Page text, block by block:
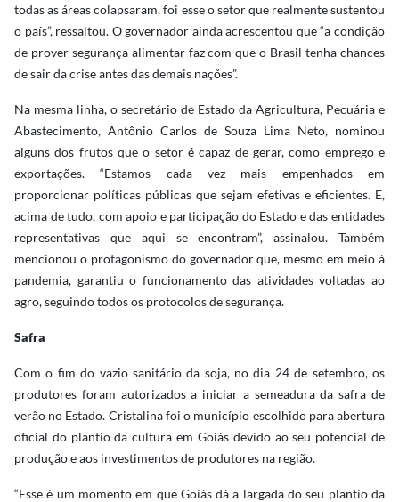
todas as áreas colapsaram, foi esse o setor que realmente sustentou
o país”, ressaltou. O governador ainda acrescentou que “a condição
de prover segurança alimentar faz com que o Brasil tenha chances
de sair da crise antes das demais nações”.
Na mesma linha, o secretário de Estado da Agricultura, Pecuária e
Abastecimento, Antônio Carlos de Souza Lima Neto, nominou
alguns dos frutos que o setor é capaz de gerar, como emprego e
exportações. “Estamos cada vez mais empenhados em
proporcionar políticas públicas que sejam efetivas e eficientes. E,
acima de tudo, com apoio e participação do Estado e das entidades
representativas que aqui se encontram”, assinalou. Também
mencionou o protagonismo do governador que, mesmo em meio à
pandemia, garantiu o funcionamento das atividades voltadas ao
agro, seguindo todos os protocolos de segurança.
Safra
Com o fim do vazio sanitário da soja, no dia 24 de setembro, os
produtores foram autorizados a iniciar a semeadura da safra de
verão no Estado. Cristalina foi o município escolhido para abertura
oficial do plantio da cultura em Goiás devido ao seu potencial de
produção e aos investimentos de produtores na região.
“Esse é um momento em que Goiás dá a largada do seu plantio da